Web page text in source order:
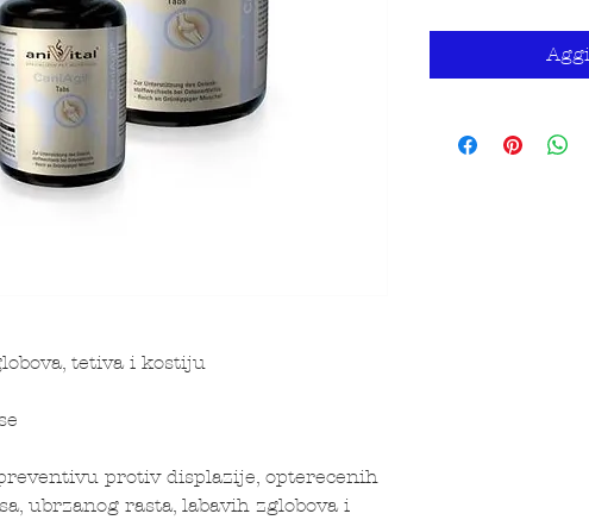
tetiva i kostiju
protiv displazije, opterecenih
ubrzanog rasta, labavih zglobova i